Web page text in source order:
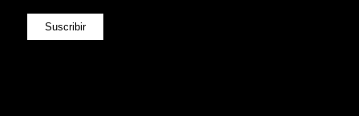
Suscribir